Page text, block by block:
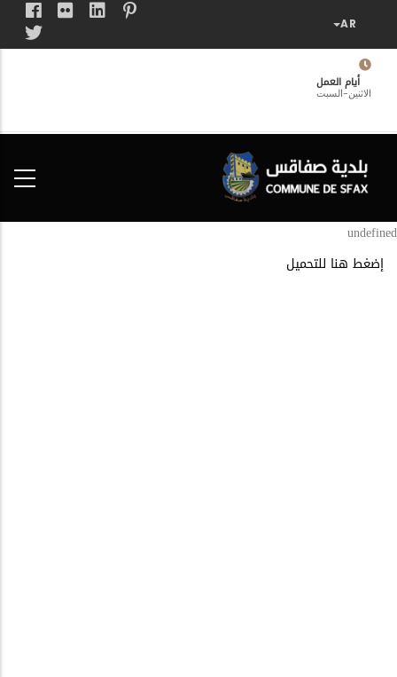
المحتوى
الرئيسيأيام العمل
الاثنين-السبت
undefined
إضغط هنا للتحميل